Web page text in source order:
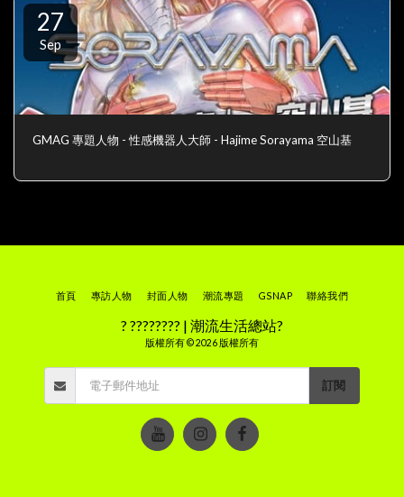
27
Sep
GMAG 專題人物 - 性感機器人大師 - Hajime Sorayama 空山基
? ???????? | 潮流生活總站?
版權所有 © 2026 版權所有
首頁 專訪人物 封面人物 潮流專題 GSNAP 聯絡我們
訂閱